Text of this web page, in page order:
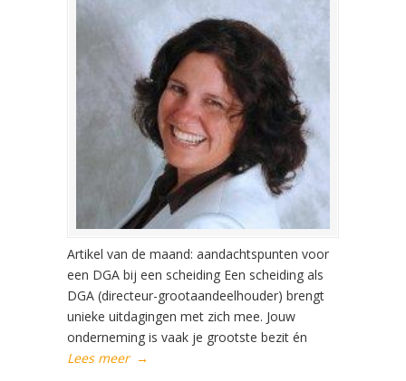
Artikel van de maand: aandachtspunten voor
een DGA bij een scheiding Een scheiding als
DGA (directeur-grootaandeelhouder) brengt
unieke uitdagingen met zich mee. Jouw
onderneming is vaak je grootste bezit én
Lees meer →